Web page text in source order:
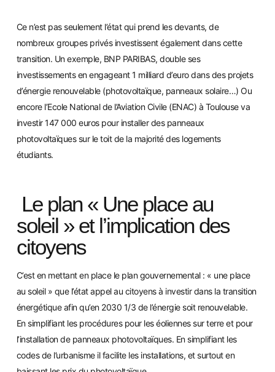
Ce n’est pas seulement l’état qui prend les devants, de
nombreux groupes privés investissent également dans cette
transition. Un exemple, BNP PARIBAS, double ses
investissements en engageant 1 milliard d’euro dans des projets
d’énergie renouvelable (photovoltaïque, panneaux solaire…) Ou
encore l’Ecole National de l’Aviation Civile (ENAC) à Toulouse va
investir 147 000 euros pour installer des panneaux
photovoltaïques sur le toit de la majorité des logements
étudiants.
Le plan « Une place au
soleil » et l’implication des
citoyens
C’est en mettant en place le plan gouvernemental : « une place
au soleil » que l’état appel au citoyens à investir dans la transition
énergétique afin qu’en 2030 1/3 de l’énergie soit renouvelable.
En simplifiant les procédures pour les éoliennes sur terre et pour
l’installation de panneaux photovoltaïques. En simplifiant les
codes de l’urbanisme il facilite les installations, et surtout en